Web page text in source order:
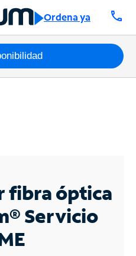
Ordena ya call
fibra óptica
Servicio